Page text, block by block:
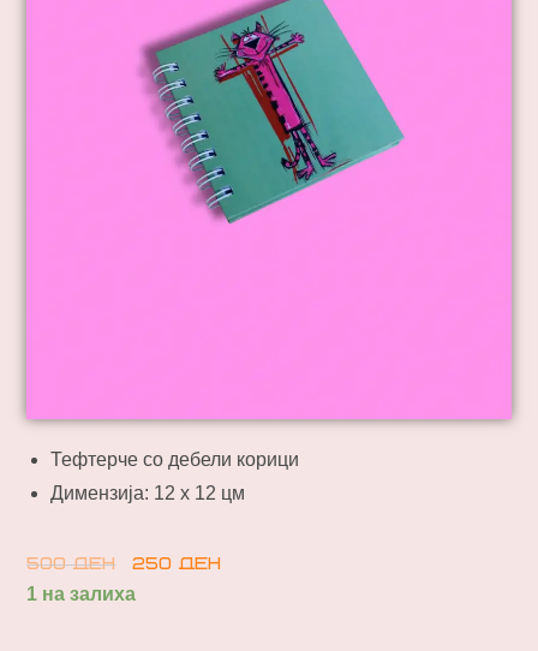
Тефтерче со дебели корици
Димензија: 12 х 12 цм
500ден 250ден
1 на залиха